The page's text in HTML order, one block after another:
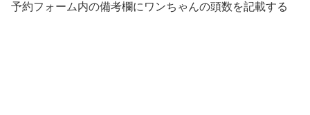
予約フォーム内の備考欄にワンちゃんの頭数を記載する